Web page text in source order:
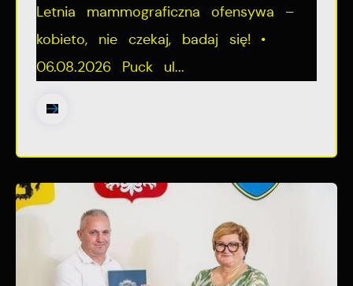
Letnia mammograficzna ofensywa –
kobieto, nie czekaj, badaj się! •
06.08.2026 Puck ul...